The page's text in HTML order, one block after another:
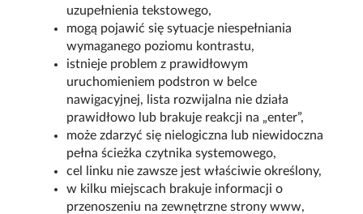
uzupełnienia tekstowego,
mogą pojawić się sytuacje niespełniania
wymaganego poziomu kontrastu,
istnieje problem z prawidłowym
uruchomieniem podstron w belce
nawigacyjnej, lista rozwijalna nie działa
prawidłowo lub brakuje reakcji na „enter”,
może zdarzyć się nielogiczna lub niewidoczna
pełna ścieżka czytnika systemowego,
cel linku nie zawsze jest właściwie określony,
w kilku miejscach brakuje informacji o
przenoszeniu na zewnętrzne strony www,